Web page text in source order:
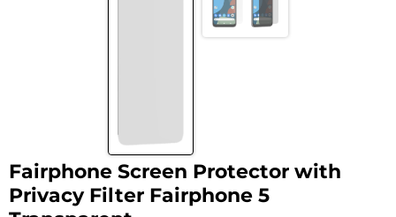
Fairphone Screen Protector with
Privacy Filter Fairphone 5